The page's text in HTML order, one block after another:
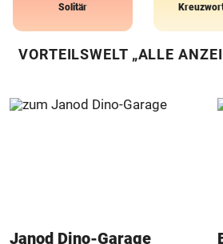
Solitär
VORTEILSWELT „ALLE
Janod Dino-Garage